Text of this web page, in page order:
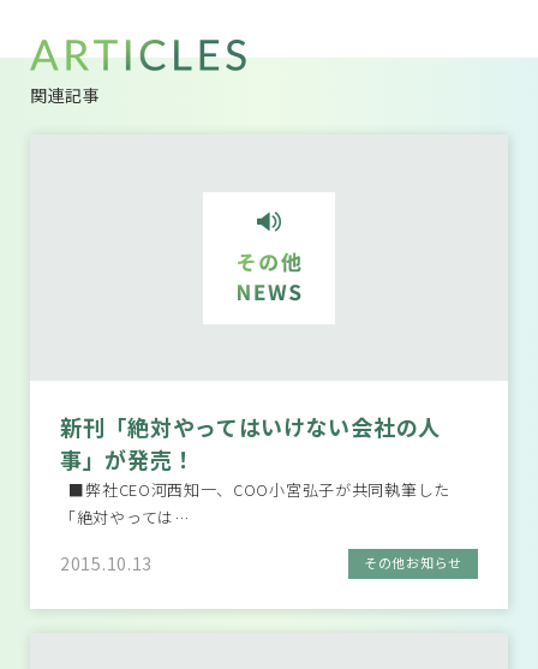
関連記事
新刊「絶対やってはいけない会社の人
事」が発売！
■弊社CEO河西知一、COO小宮弘子が共同執筆した
「絶対やっては…
2015.10.13 その他お知らせ